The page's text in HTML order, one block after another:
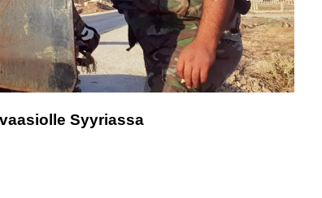
Syyriassa